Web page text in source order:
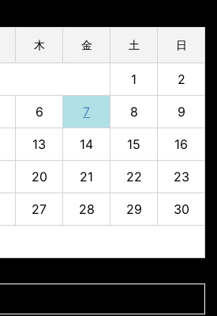
木 金 土 日
1 2
6 7 8 9
13 14 15 16
20 21 22 23
27 28 29 30